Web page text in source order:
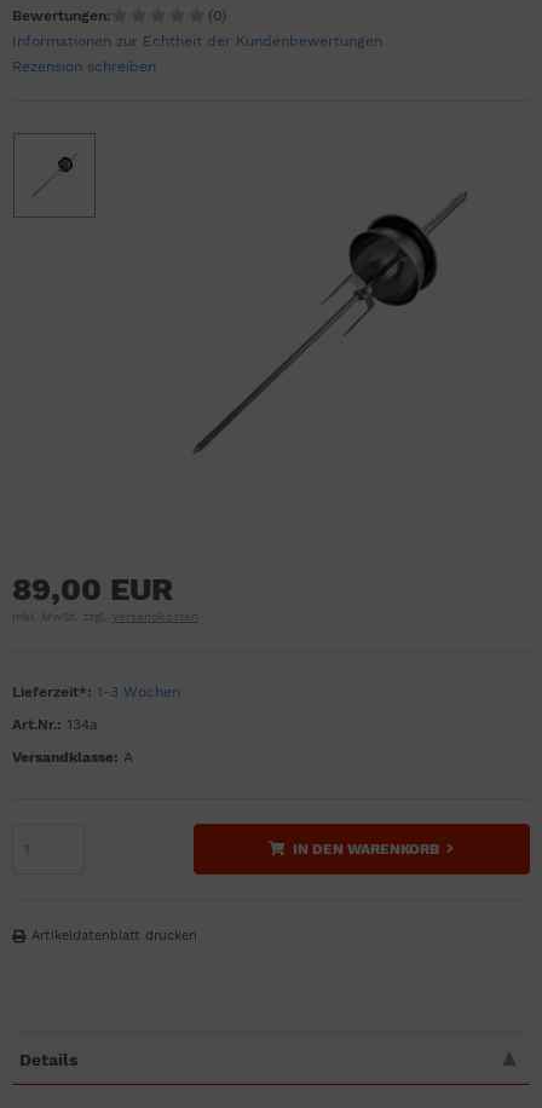
Bewertungen:
(0)
Informationen zur Echtheit der Kundenbewertungen
Rezension schreiben
89,00 EUR
inkl. MwSt. zzgl. Versandkosten
Lieferzeit*: 1-3 Wochen
Art.Nr.: 134a
Versandklasse: A
IN DEN WARENKORB
Artikeldatenblatt drucken
Details